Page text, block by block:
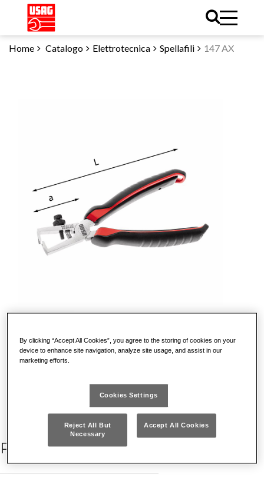
Home Catalogo Elettrotecnica Spellafili 147 AX
SCOPRI PERCHE' E' UNICO
PINZA SPELLAFILI
By clicking “Accept All Cookies”, you agree to the storing of cookies on your
device to enhance site navigation, analyze site usage, and assist in our
marketing efforts.
Cookies Settings
Reject All But
Necessary
Accept All Cookies